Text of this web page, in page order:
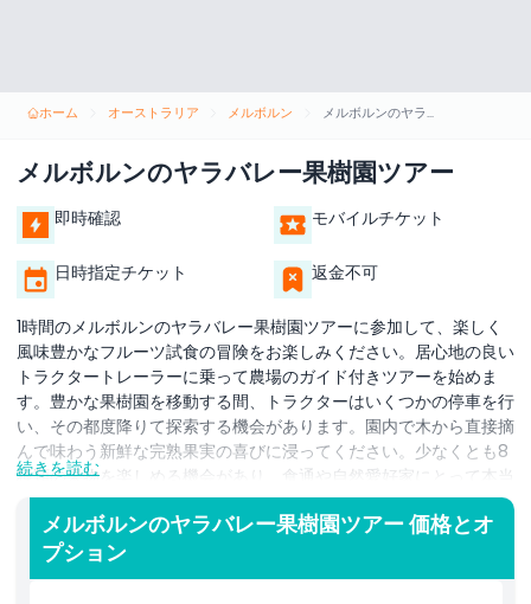
ホーム オーストラリア メルボルン メルボルンのヤラバレー果樹園ツアー
メルボルンのヤラバレー果樹園ツアー
即時確認 モバイルチケット
日時指定チケット 返金不可
1時間のメルボルンのヤラバレー果樹園ツアーに参加して、楽しく
風味豊かなフルーツ試食の冒険をお楽しみください。居心地の良い
トラクタートレーラーに乗って農場のガイド付きツアーを始めま
す。豊かな果樹園を移動する間、トラクターはいくつかの停車を行
い、その都度降りて探索する機会があります。園内で木から直接摘
んで味わう新鮮な完熟果実の喜びに浸ってください。少なくとも8
種類の果物を楽しめる機会があり、食通や自然愛好家にとって本当
にユニークな体験となります。フルーツ摘みの後は、ピーチカフェ
で美味しい農場風の食事を堪能できます。農場では新鮮な地元産品
やユニークなお土産の購入も可能で、ヤラバレーのお土産を持ち帰
るのに最適です。苗木販売所を探索し、美しい敷地を散策して静か
続きを読む
メルボルンのヤラバレー果樹園ツアー 価格とオ
プション